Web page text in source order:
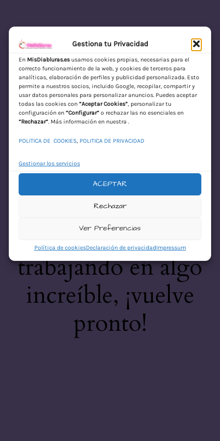
Gestiona tu Privacidad
En MisDiabluras.esusamos cookies propias, necesarias para el
correcto funcionamiento de la web, y cookies de terceros para
analíticas, elaboración de perfiles y publicidad personalizada. Esto
permite a nuestros socios, incluido Google, recopilar, compartir y
usar datos personales para personalizar anuncios. Puedes aceptar
todas las cookies con “Aceptar Cookies”, personalizar tu
configuración en “Configurar”o rechazar las no esenciales en
“Rechazar”. Más información en nuestra .
POLITICA DE COOKIES, POLITICA DE PRIVACIDAD
Gestionar los servicios
ACEPTAR
Rechazar
Ver Preferencias
Política de cookiesDeclaración de privacidadImpressum
MisDiabluras | Sexshop Online con Envío
Discreto en España
Acceder
¡Disculpa este
desastre! Estamos
trabajando en algo
increíble, ¡vuelve
pronto!